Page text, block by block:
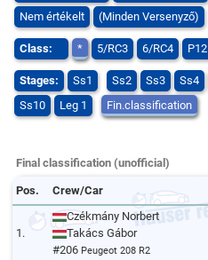
Nem értékelt
(Minden Versenyző)
Class: * 5/RC3 6/RC4 P12
Stages: Ss1 Ss2 Ss3 Ss4
Ss10
Leg 1 Fin.classification
Final classification (unofficial)
Pos. Crew/Car
1.
Czékmány Norbert
Takács Gábor
#206 Peugeot 208 R2